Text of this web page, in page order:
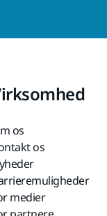
os
os
medier